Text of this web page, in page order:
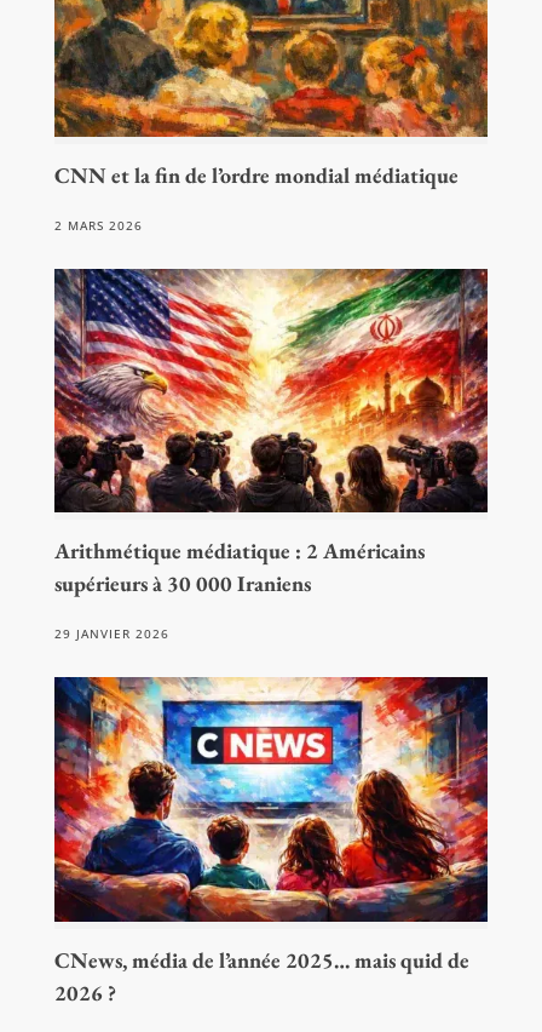
CNN et la fin de l’ordre mondial médiatique
2 MARS 2026
Arithmétique médiatique : 2 Américains
supérieurs à 30 000 Iraniens
29 JANVIER 2026
CNews, média de l’année 2025… mais quid de
2026 ?